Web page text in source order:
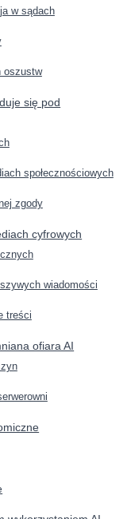
w sądach
oszustw
się pod
społecznościowych
zgody
cyfrowych
wiadomości
treści
ofiara AI